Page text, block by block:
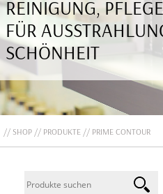
PROBIO DERM・INFO
BELLEFONTAINE
DERMALOGICA
EVA GARDEN
APHRO CELINA
ANGEBOTE
REINIGUNG,
FÜR
SCHÖNHEIT
SHOP PRODUKTE PRIME CONTOUR